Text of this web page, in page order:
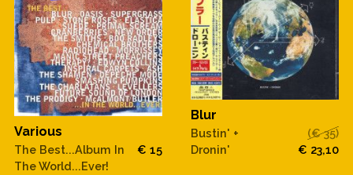
Various
The Best...Album In
The World...Ever!
€ 15
Blur
Bustin' +
Dronin'
(€ 35)
€ 23,10